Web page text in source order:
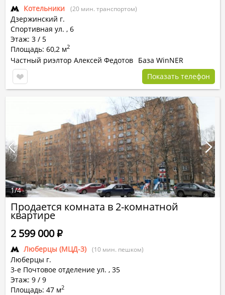
Котельники (20 мин. транспортом)
Дзержинский г.
Спортивная ул. , 6
Этаж: 3 / 5
Площадь: 60,2 м2
Частный риэлтор Алексей Федотов База WinNER
Показать телефон
Продается комната в 2-комнатной
квартире
Люберцы (МЦД-3) (10 мин. пешком)
Люберцы г.
3-е Почтовое отделение ул. , 35
Этаж: 9 / 9
Площадь: 47 м2
2 599 000Р
1/4